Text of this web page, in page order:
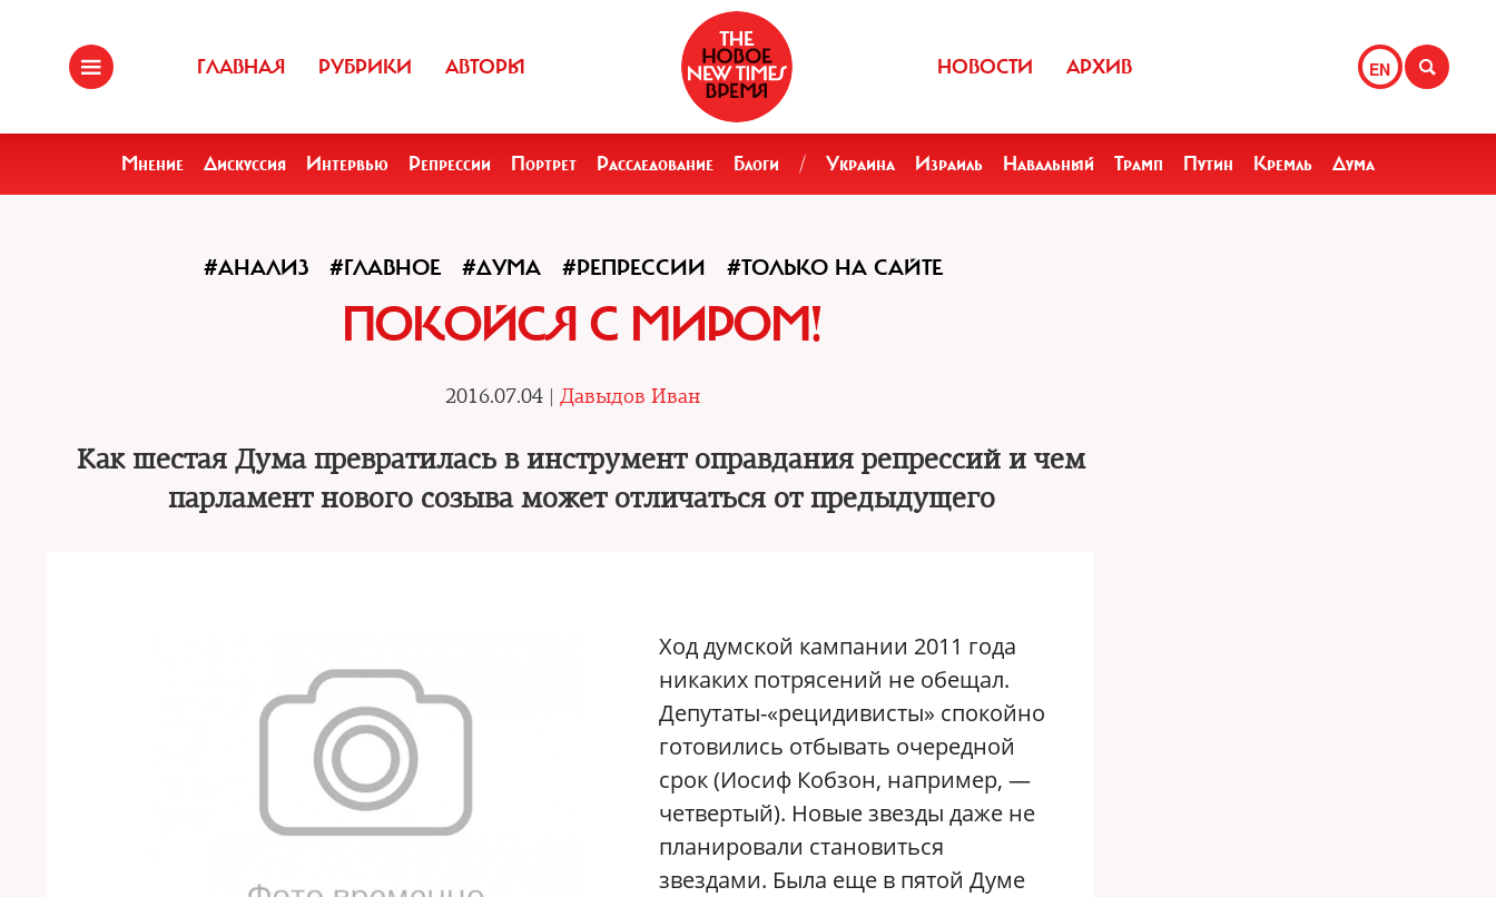
ГЛАВНАЯ РУБРИКИ АВТОРЫ EN
НОВОСТИ АРХИВ
Мнение Дискуссия Интервью Репрессии Портрет Расследование Блоги / Украина Израиль Навальный Трамп Путин Кремль Дума
#АНАЛИЗ #ГЛАВНОЕ #ДУМА #РЕПРЕССИИ #ТОЛЬКО НА САЙТЕ
ПОКОЙСЯ С МИРОМ!
2016.07.04 | Давыдов Иван
Как шестая Дума превратилась в инструмент оправдания репрессий и чем
парламент нового созыва может отличаться от предыдущего
Ход думской кампании 2011 года
никаких потрясений не обещал.
Депутаты-«рецидивисты» спокойно
готовились отбывать очередной
срок (Иосиф Кобзон, например, —
четвертый). Новые звезды даже не
планировали становиться
звездами. Была еще в пятой Думе